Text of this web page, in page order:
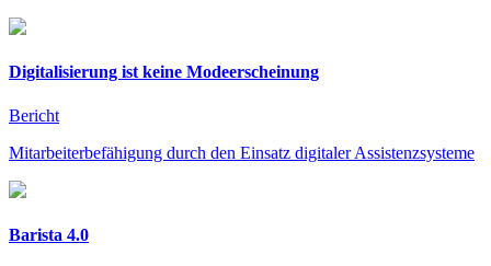
Digitalisierung ist keine Modeerscheinung
Bericht
Mitarbeiterbefähigung durch den Einsatz digitaler Assistenzsysteme
Barista 4.0